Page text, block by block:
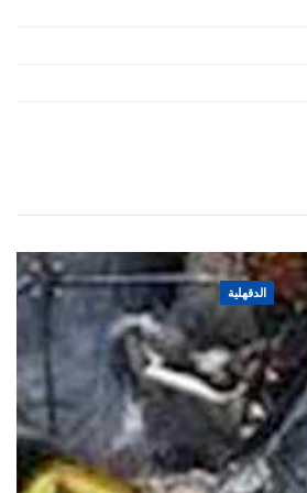
الدقهلية